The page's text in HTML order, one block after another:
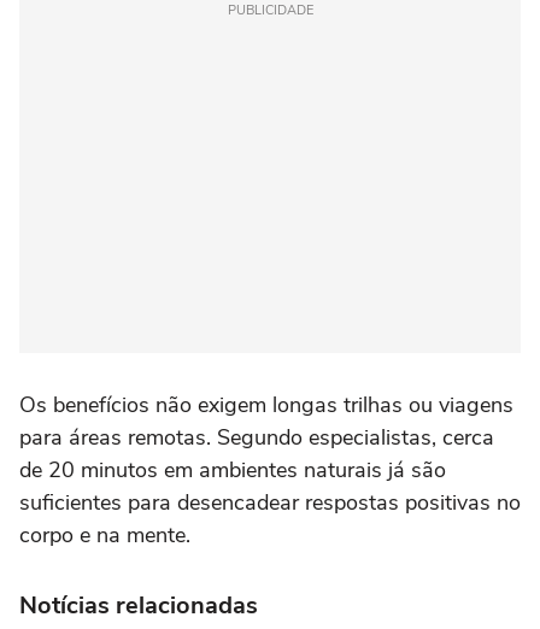
PUBLICIDADE
Os benefícios não exigem longas trilhas ou viagens
para áreas remotas. Segundo especialistas, cerca
de 20 minutos em ambientes naturais já são
suficientes para desencadear respostas positivas no
corpo e na mente.
Notícias relacionadas